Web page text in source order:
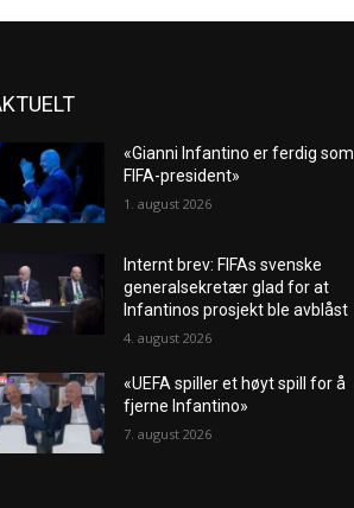
«Gianni Infantino er ferdig som
FIFA-president»
1. august 2026
Internt brev: FIFAs svenske
generalsekretær glad for at
Infantinos prosjekt ble avblåst
4. august 2026
«UEFA spiller et høyt spill for å
fjerne Infantino»
7. august 2026